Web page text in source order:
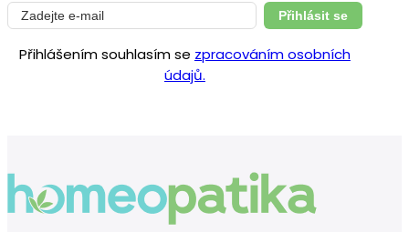
Přihlásit se
Přihlášením souhlasím se zpracováním osobních
údajů.